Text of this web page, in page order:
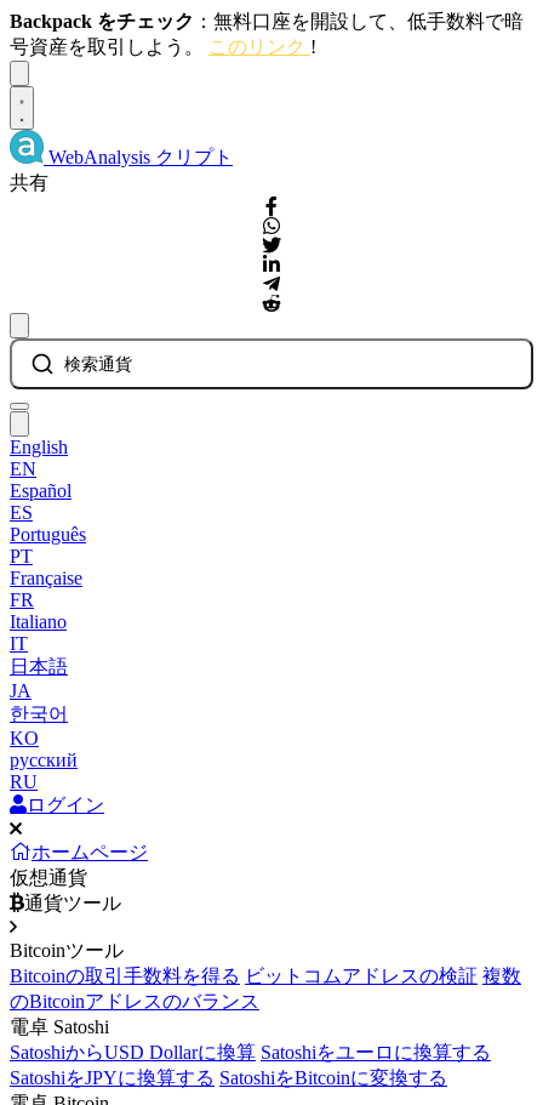
Backpack をチェック ：無料口座を開設して、低手数料で暗
号資産を取引しよう。
このリンク !
WebAnalysis クリプト
共有
検索通貨
English
EN
Español
ES
Português
PT
Française
FR
Italiano
IT
日本語
JA
한국어
KO
русский
RU
ログイン
ホームページ
仮想通貨
通貨ツール
Bitcoinツール
Bitcoinの取引手数料を得る ビットコムアドレスの検証 複数
のBitcoinアドレスのバランス
電卓 Satoshi
SatoshiからUSD Dollarに換算 Satoshiをユーロに換算する
SatoshiをJPYに換算する SatoshiをBitcoinに変換する